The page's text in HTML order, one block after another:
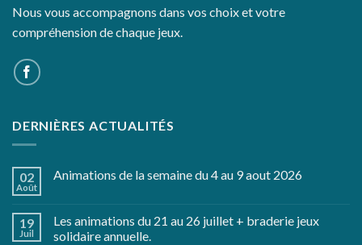
Nous vous accompagnons dans vos choix et votre
compréhension de chaque jeux.
DERNIÈRES ACTUALITÉS
02
Août
Animations de la semaine du 4 au 9 aout 2026
19
Juil
Les animations du 21 au 26 juillet + braderie jeux
solidaire annuelle.